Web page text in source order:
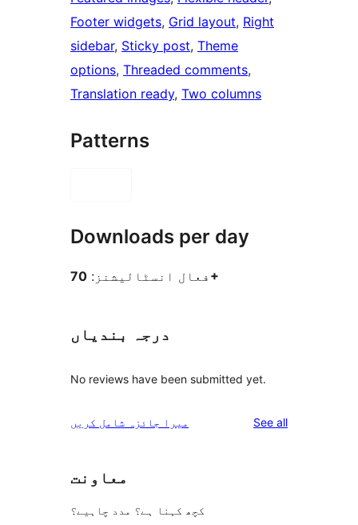
Footer widgets, Grid layout, Right
sidebar, Sticky post, Theme
options, Threaded comments
Translation ready, Two columns
Patterns
Downloads per day
فعال انسٹالیشنز: 70+
درجہ بندیاں
No reviews have been submitted yet.
میرا جائزہ شامل کریں See allreviews
معاونت
کچھ کہنا ہے؟ مدد چاہیے؟